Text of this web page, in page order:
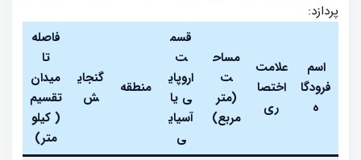
پردازد:
اسم
فرودگا
ه
علامت
اختصا
ری
مساح
ت
(متر
مربع)
قسم
ت
اروپای
ی یا
آسیای
ی
منطقه
گنجای
ش
فاصله
تا
میدان
تقسیم
( کیلو
متر)